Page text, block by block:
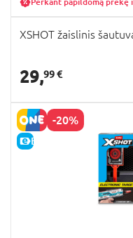
XSHOT žaislinis
29,99 €
-20%
E-KAINA